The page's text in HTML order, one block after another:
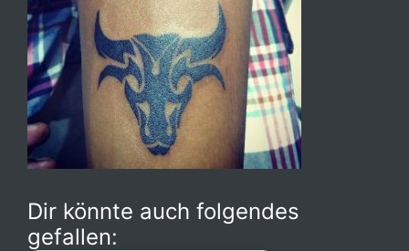
Dir könnte auch folgendes
gefallen: